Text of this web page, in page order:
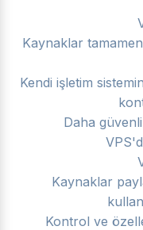
Kaynaklar tamamen
Kendi işletim
Daha
Kaynaklar
Kontrol ve